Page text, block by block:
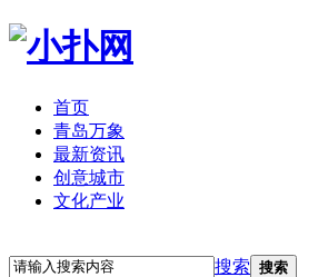
首页
青岛万象
最新资讯
创意城市
文化产业
搜索 搜索